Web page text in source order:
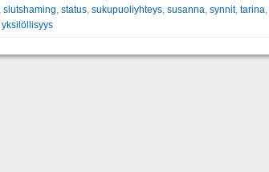
slutshaming status, sukupuoliyhteys, susanna synnit, tarina
yksilöllisyys